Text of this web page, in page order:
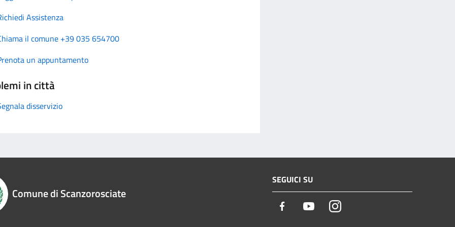
Assistenza
il comune +39 035 654700
un appuntamento
in città
disservizio
Comune di Scanzorosciate
SEGUICI SU
Facebook YoutubeInstagram